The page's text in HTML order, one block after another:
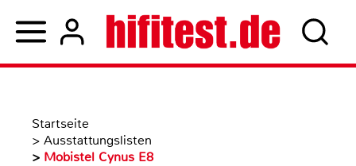
Startseite
> Ausstattungslisten
> Mobistel Cynus E8